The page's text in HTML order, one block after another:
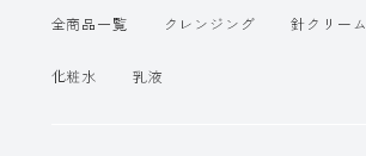
全商品一覧 クレンジング 針クリーム
化粧水 乳液